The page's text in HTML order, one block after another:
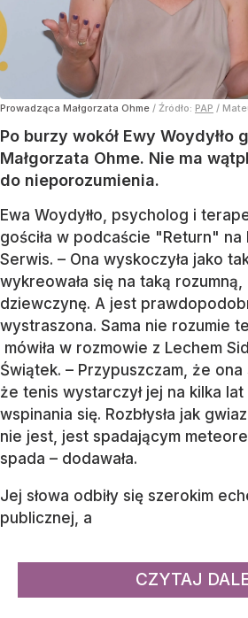
Prowadząca Małgorzata Ohme / Źródło: PAP /
Po burzy wokół Ewy Woydyłło
Małgorzata Ohme. Nie ma
do nieporozumienia.
Ewa Woydyłło, psycholog i
gościła w podcaście "Return" na
Serwis. – Ona wyskoczyła jako
wykreowała się na taką rozumną,
dziewczynę. A jest
wystraszona. Sama nie rozumie
mówiła w rozmowie z Lechem
Świątek. – Przypuszczam, że ona
że tenis wystarczył jej na kilka
wspinania się. Rozbłysła jak
nie jest, jest spadającym
spada – dodawała.
Jej słowa odbiły się szerokim
publicznej, a
CZYTAJ